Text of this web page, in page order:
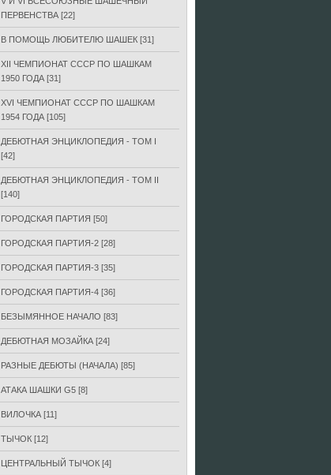
ПЕРВЕНСТВА [22]
В ПОМОЩЬ ЛЮБИТЕЛЮ ШАШЕК [31]
XII ЧЕМПИОНАТ СССР ПО ШАШКАМ
1950 ГОДА [31]
XVI ЧЕМПИОНАТ СССР ПО ШАШКАМ
1954 ГОДА [105]
ДЕБЮТНАЯ ЭНЦИКЛОПЕДИЯ - ТОМ I
[42]
ДЕБЮТНАЯ ЭНЦИКЛОПЕДИЯ - ТОМ II
[140]
ГОРОДСКАЯ ПАРТИЯ [50]
ГОРОДСКАЯ ПАРТИЯ-2 [28]
ГОРОДСКАЯ ПАРТИЯ-3 [35]
ГОРОДСКАЯ ПАРТИЯ-4 [36]
БЕЗЫМЯННОЕ НАЧАЛО [83]
ДЕБЮТНАЯ МОЗАЙКА [24]
РАЗНЫЕ ДЕБЮТЫ (НАЧАЛА) [85]
АТАКА ШАШКИ G5 [8]
ВИЛОЧКА [11]
ТЫЧОК [12]
ЦЕНТРАЛЬНЫЙ ТЫЧОК [4]